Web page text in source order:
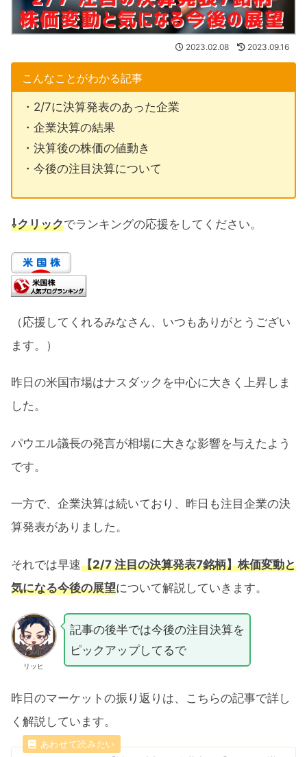
2023.02.08 2023.09.16
こんなことがわかる記事
・2/7に決算発表のあった企業
・企業決算の結果
・決算後の株価の値動き
・今後の注目決算について
⇩クリックでランキングの応援をしてください。
（応援してくれるみなさん、いつもありがとうござい
ます。）
昨日の米国市場はナスダックを中心に大きく上昇しま
した。
パウエル議長の発言が相場に大きな影響を与えたよう
です。
一方で、企業決算は続いており、昨日も注目企業の決
算発表がありました。
それでは早速【2/7 注目の決算発表7銘柄】株価変動と
気になる今後の展望について解説していきます。
リッヒ
記事の後半では今後の注目決算を
ピックアップしてるで
昨日のマーケットの振り返りは、こちらの記事で詳し
く解説しています。